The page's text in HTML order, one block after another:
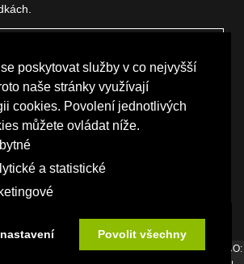
poskytovat služby v co nejvyšší
naše stránky využívají
cookies. Povolení jednotlivých
můžete ovládat níže.
a statistickéa statistické
Povolit všechny
NAŠI PARTNEŘI
v autě vydává vydavatelství Srdce Evropy s.r.o., IČO: